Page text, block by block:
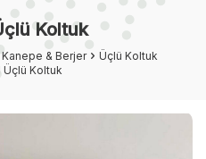
Koltuk
Kanepe & Berjer
Üçlü Koltuk
Üçlü Koltuk